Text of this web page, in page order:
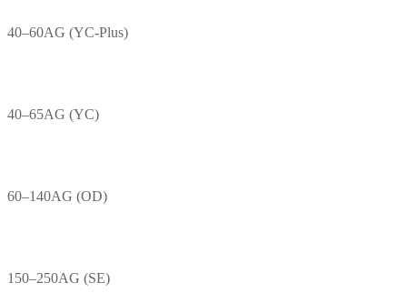
40–60AG (YC-Plus)
40–65AG (YC)
60–140AG (OD)
150–250AG (SE)